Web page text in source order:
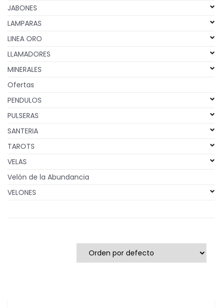
JABONES
LAMPARAS
LINEA ORO
LLAMADORES
MINERALES
Ofertas
PENDULOS
PULSERAS
SANTERIA
TAROTS
VELAS
Velón de la Abundancia
VELONES